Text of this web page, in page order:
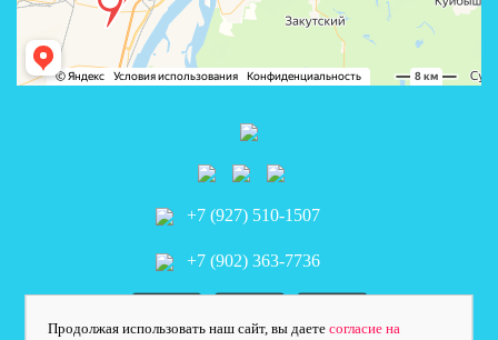
+7 (927) 510-1507
+7 (902) 363-7736
Продолжая использовать наш сайт, вы даетесогласие на